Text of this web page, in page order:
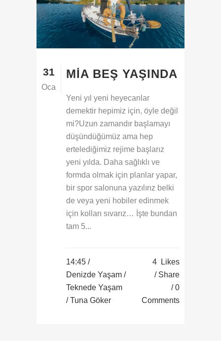
31
Oca
MIA BEŞ YAŞINDA
Yeni yıl yeni heyecanlar
demektir hepimiz için, öyle değil
mi?Uzun zamandır başlamayı
düşündüğümüz ama hep
ertelediğimiz rejime başlarız
yeni yılda. Daha sağlıklı ve
formda olmak için planlar yapar,
bir spor salonuna yazılırız belki
de veya yeni hobiler edinmek
için kolları sıvarız… İşte bundan
tam 5...
14:45 /
Denizde Yaşam /
Teknede Yaşam
/ Tuna Göker
4
Likes
Share
0
Comments